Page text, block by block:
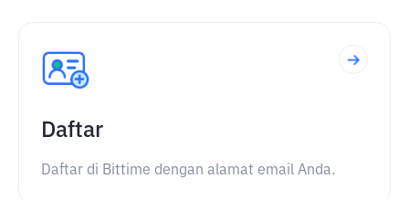
Daftar
Daftar di Bittime dengan alamat email Anda.